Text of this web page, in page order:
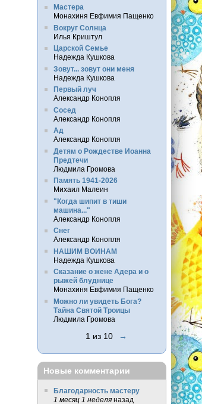
Мастера
Монахиня Евфимия Пащенко
Вокруг Солнца
Илья Криштул
Царской Семье
Надежда Кушкова
Зовут... зовут они меня
Надежда Кушкова
Первый луч
Александр Конопля
Сосед
Александр Конопля
Ад
Александр Конопля
Детям о Рождестве Иоанна
Предтечи
Людмила Громова
Память 1941-2026
Михаил Малеин
"Когда шипит в тиши
машина..."
Александр Конопля
Снег
Александр Конопля
НАШИМ ВОИНАМ
Надежда Кушкова
Сказание о жене Адера и о
рыжей блуднице
Монахиня Евфимия Пащенко
Можно ли увидеть Бога?
Тайна Святой Троицы
Людмила Громова
1 из 10 →
Новые комментарии
Благодарность мастеру
1 месяц 1 неделяназад